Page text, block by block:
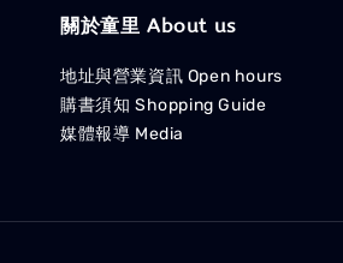
關於童里 About us
地址與營業資訊 Open hours
購書須知 Shopping Guide
媒體報導 Media